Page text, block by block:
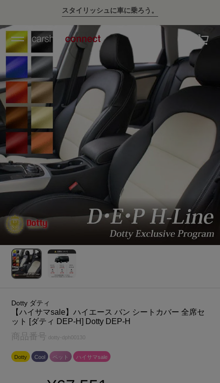
スタイリッシュに車に乗ろう。
Dotty ダティ
【ハイサマsale】ハイエース バン シートカバー 全席セ
ット [ダティ DEP-H] Dotty DEP-H
商品番号 dotty-dph00130
Dotty Cool ペット ハイサマsale